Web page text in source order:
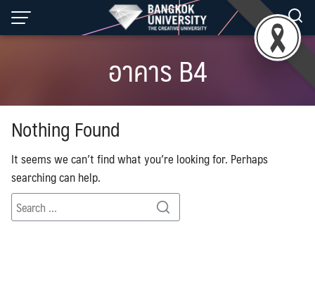
Skip
อาคาร B4
Nothing Found
It seems we can’t find what you’re looking for. Perhaps
searching can help.
Search
for:
Search